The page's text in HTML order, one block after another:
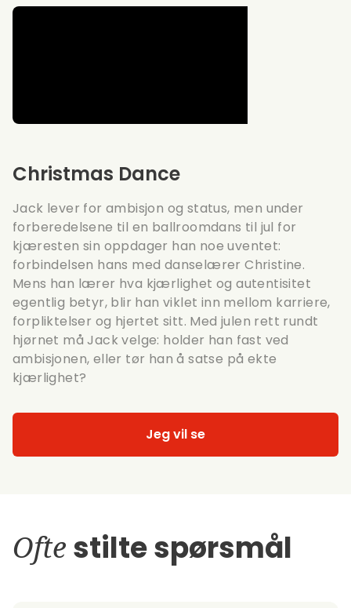
Christmas Dance
Jack lever for ambisjon og status, men under
forberedelsene til en ballroomdans til jul for
kjæresten sin oppdager han noe uventet:
forbindelsen hans med danselærer Christine.
Mens han lærer hva kjærlighet og autentisitet
egentlig betyr, blir han viklet inn mellom karriere,
forpliktelser og hjertet sitt. Med julen rett rundt
hjørnet må Jack velge: holder han fast ved
ambisjonen, eller tør han å satse på ekte
kjærlighet?
Jeg vil se
Ofte stilte spørsmål